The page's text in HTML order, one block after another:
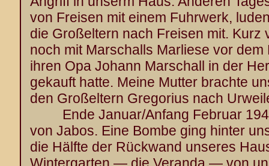
von Freisen mit einem Fuhrwerk,
die Großeltern nach Freisen mit. Kurz
noch mit Marschalls Marliese vor
ihren Opa Johann Marschall in der
gekauft hatte. Meine Mutter brachte
den Großeltern Gregorius nach
Ende Januar/Anfang Februar
von Jabos. Eine Bombe ging hinter
die Hälfte der Rückwand unseres